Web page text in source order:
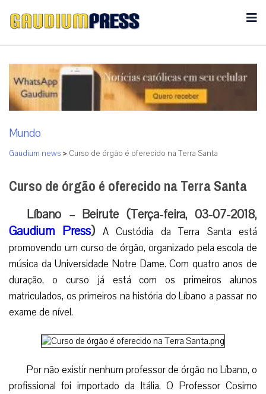
Mundo
Gaudium news > Curso de órgão é oferecido na Terra Santa
Curso de órgão é oferecido na Terra Santa
Líbano – Beirute (Terça-feira, 03-07-2018,
Gaudium Press) A Custódia da Terra Santa está
promovendo um curso de órgão, organizado pela escola de
música da Universidade Notre Dame. Com quatro anos de
duração, o curso já está com os primeiros alunos
matriculados, os primeiros na história do Líbano a passar no
exame de nível.
Por não existir nenhum professor de órgão no Líbano, o
profissional foi importado da Itália. O Professor Cosimo